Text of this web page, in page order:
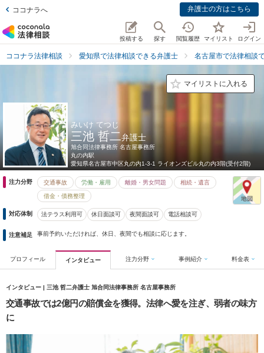
ココナラへ 弁護士の方はこちら
投稿する 探す 閲覧履歴 マイリスト ログイン
ココナラ法律相談 愛知県で法律相談できる弁護士 名古屋市で法律相談
マイリストに入れる
みいけ てつじ
三池 哲二弁護士
旭合同法律事務所 名古屋事務所
丸の内駅
愛知県名古屋市中区丸の内1-3-1 ライオンズビル丸の内3階(受付2階)
注力分野 交通事故 労働・雇用 離婚・男女問題 相続・遺言
借金・債務整理
対応体制 法テラス利用可 休日面談可 夜間面談可 電話相談可
注意補足 事前予約いただければ、休日、夜間でも相談に応じます。
プロフィール インタビュー 注力分野 事例紹介 料金表
インタビュー | 三池 哲二弁護士 旭合同法律事務所 名古屋事務所
交通事故では2億円の賠償金を獲得。法律へ愛を注ぎ、弱者の味方
に